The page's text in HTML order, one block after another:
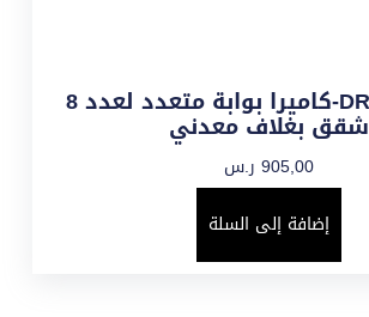
DRC-8ML/RF-كاميرا بوابة متعدد لعدد 8
شقق بغلاف معدني
905,00 ر.س
إضافة إلى السلة